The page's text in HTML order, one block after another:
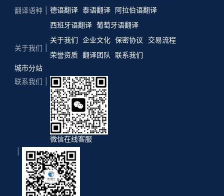
翻译语种
德语翻译 泰语翻译 阿拉伯语翻译
西班牙语翻译 葡萄牙语翻译
关于我们
关于我们 企业文化 保密协议
交易流程
荣誉资质 翻译团队
联系我们
城市分站
联系我们
微信在线客服